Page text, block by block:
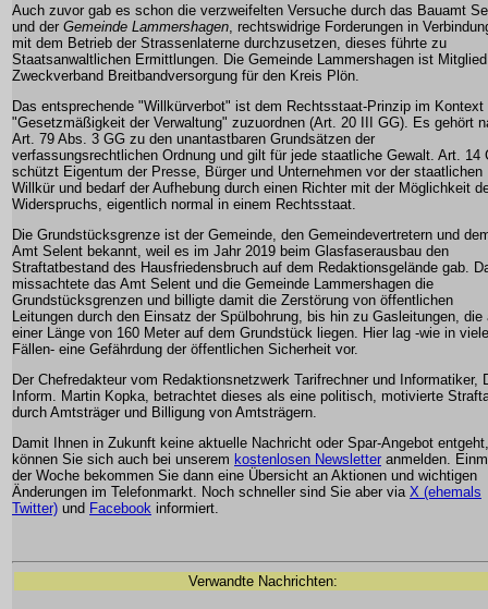
Auch zuvor gab es schon die verzweifelten Versuche durch das Bauamt
und der Gemeinde Lammershagen , rechtswidrige Forderungen in
mit dem Betrieb der Strassenlaterne durchzusetzen, dieses führte zu
Staatsanwaltlichen Ermittlungen. Die Gemeinde Lammershagen ist
Zweckverband Breitbandversorgung für den Kreis Plön.
Das entsprechende "Willkürverbot" ist dem Rechtsstaat-Prinzip im Kontext
"Gesetzmäßigkeit der Verwaltung" zuzuordnen (Art. 20 III GG). Es gehört
Art. 79 Abs. 3 GG zu den unantastbaren Grundsätzen der
verfassungsrechtlichen Ordnung und gilt für jede staatliche Gewalt. Art. 14
schützt Eigentum der Presse, Bürger und Unternehmen vor der staatlichen
Willkür und bedarf der Aufhebung durch einen Richter mit der Möglichkeit
Widerspruchs, eigentlich normal in einem Rechtsstaat.
Die Grundstücksgrenze ist der Gemeinde, den Gemeindevertretern und
Amt Selent bekannt, weil es im Jahr 2019 beim Glasfaserausbau den
Straftatbestand des Hausfriedensbruch auf dem Redaktionsgelände gab.
missachtete das Amt Selent und die Gemeinde Lammershagen die
Grundstücksgrenzen und billigte damit die Zerstörung von öffentlichen
Leitungen durch den Einsatz der Spülbohrung, bis hin zu Gasleitungen, die
einer Länge von 160 Meter auf dem Grundstück liegen. Hier lag -wie in
Fällen- eine Gefährdung der öffentlichen Sicherheit vor.
Der Chefredakteur vom Redaktionsnetzwerk Tarifrechner und Informatiker,
Inform. Martin Kopka, betrachtet dieses als eine politisch, motivierte
durch Amtsträger und Billigung von Amtsträgern.
Damit Ihnen in Zukunft keine aktuelle Nachricht oder Spar-Angebot entgeht,
können Sie sich auch bei unserem kostenlosen Newsletter anmelden.
der Woche bekommen Sie dann eine Übersicht an Aktionen und wichtigen
Änderungen im Telefonmarkt. Noch schneller sind Sie aber via X (ehemals
Twitter) und Facebook informiert.
Verwandte Nachrichten: